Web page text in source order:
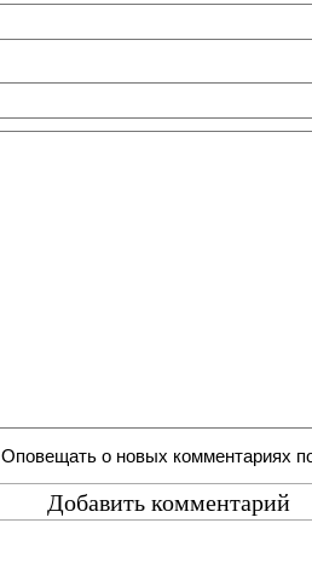
Оповещать о новых комментариях